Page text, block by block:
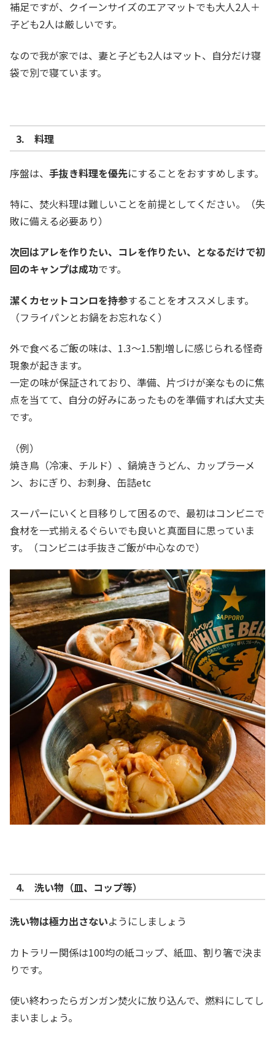
補足ですが、クイーンサイズのエアマットでも大人2人＋
子ども2人は厳しいです。
なので我が家では、妻と子ども2人はマット、自分だけ寝
袋で別で寝ています。
3. 料理
序盤は、 手抜き料理を優先にすることをおすすめします。
特に、焚火料理は難しいことを前提としてください。（失
敗に備える必要あり）
次回はアレを作りたい、コレを作りたい、となるだけで初
回のキャンプは成功です。
潔くカセットコンロを持参することをオススメします。
（フライパンとお鍋をお忘れなく）
外で食べるご飯の味は、1.3～1.5割増しに感じられる怪奇
現象が起きます。
一定の味が保証されており、準備、片づけが楽なものに焦
点を当てて、自分の好みにあったものを準備すれば大丈夫
です。
（例）
焼き鳥（冷凍、チルド）、鍋焼きうどん、カップラーメ
ン、おにぎり、お刺身、缶詰etc
スーパーにいくと目移りして困るので、最初はコンビニで
食材を一式揃えるぐらいでも良いと真面目に思っていま
す。（コンビニは手抜きご飯が中心なので）
4. 洗い物（皿、コップ等）
洗い物は極力出さないようにしましょう
カトラリー関係は100均の紙コップ、紙皿、割り箸で決ま
りです。
使い終わったらガンガン焚火に放り込んで、燃料にしてし
まいましょう。